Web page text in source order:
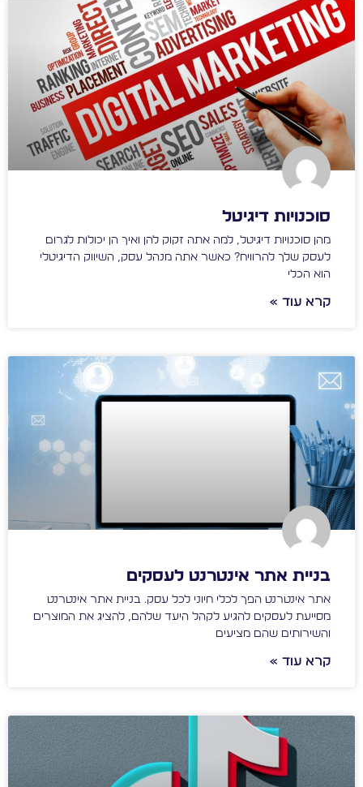
סוכנויות דיגיטל
מהן סוכנויות דיגיטל, למה אתה זקוק להן ואיך הן יכולות לגרום
לעסק שלך להרוויח? כאשר אתה מנהל עסק, השיווק הדיגיטלי
הוא הכלי
קרא עוד »
בניית אתר אינטרנט לעסקים
אתר אינטרנט הפך לכלי חיוני לכל עסק. בניית אתר אינטרנט
מסייעת לעסקים להגיע לקהל היעד שלהם, להציג את המוצרים
והשירותים שהם מציעים
קרא עוד »